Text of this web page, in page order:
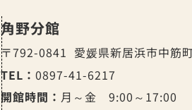
角野分館
〒792-0841 愛媛県新居浜市中筋
TEL： 0897-41-6217
開館時間： 月～金 9:00～17:00